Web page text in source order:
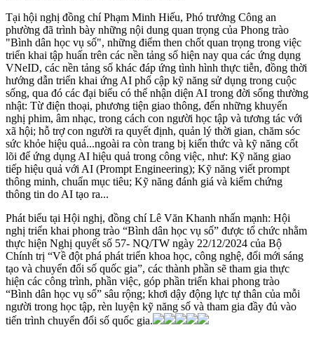
Tại hội nghị đồng chí Phạm Minh Hiếu, Phó trưởng Công an
phường đã trình bày những nội dung quan trọng của Phong trào
"Bình dân học vụ số", những điểm then chốt quan trọng trong việc
triển khai tập huấn trên các nền tảng số hiện nay qua các ứng dụng
VNeID, các nền tảng số khác đáp ứng tình hình thực tiễn, đồng thời
hướng dẫn triển khai ứng AI phổ cập kỹ năng sử dụng trong cuộc
sống, qua đó các đại biểu có thể nhận diện AI trong đời sống thường
nhật: Từ điện thoại, phương tiện giao thông, đến những khuyến
nghị phim, âm nhạc, trong cách con người học tập và tương tác với
xã hội; hỗ trợ con người ra quyết định, quản lý thời gian, chăm sóc
sức khỏe hiệu quả...ngoài ra còn trang bị kiến thức và kỹ năng cốt
lõi để ứng dụng AI hiệu quả trong công việc, như: Kỹ năng giao
tiếp hiệu quả với AI (Prompt Engineering); Kỹ năng viết prompt
thông minh, chuẩn mục tiêu; Kỹ năng đánh giá và kiểm chứng
thông tin do AI tạo ra...
Phát biểu tại Hội nghị, đồng chí Lê Văn Khanh nhấn mạnh: Hội
nghị triển khai phong trào “Bình dân học vụ số” được tổ chức nhằm
thực hiện Nghị quyết số 57- NQ/TW ngày 22/12/2024 của Bộ
Chính trị “Về đột phá phát triển khoa học, công nghệ, đổi mới sáng
tạo và chuyển đổi số quốc gia”, các thành phần sẽ tham gia thực
hiện các công trình, phần việc, góp phần triển khai phong trào
“Bình dân học vụ số” sâu rộng; khơi dậy động lực tự thân của mỗi
người trong học tập, rèn luyện kỹ năng số và tham gia đầy đủ vào
tiến trình chuyển đổi số quốc gia.